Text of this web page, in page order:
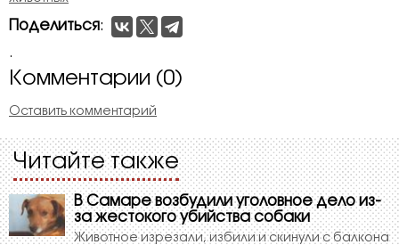
Поделиться :
.
Комментарии (0)
Оставить комментарий
Читайте также
В Самаре возбудили уголовное дело из-
за жестокого убийства собаки
Животное изрезали, избили и скинули с балкона